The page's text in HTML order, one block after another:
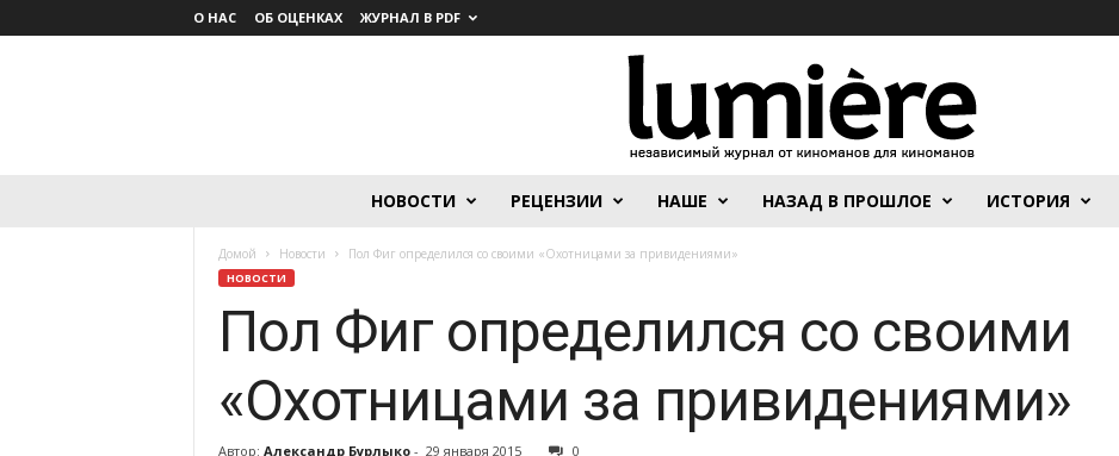
О НАС ОБ ОЦЕНКАХ ЖУРНАЛ В PDF
НОВОСТИ РЕЦЕНЗИИ НАШЕ НАЗАД В ПРОШЛОЕ ИСТОРИЯ
Домой Новости Пол Фиг определился со своими «Охотницами за привидениями»
НОВОСТИ
Пол Фиг определился со своими
«Охотницами за привидениями»
Автор: Александр Бурлыко- 29 января 2015 0